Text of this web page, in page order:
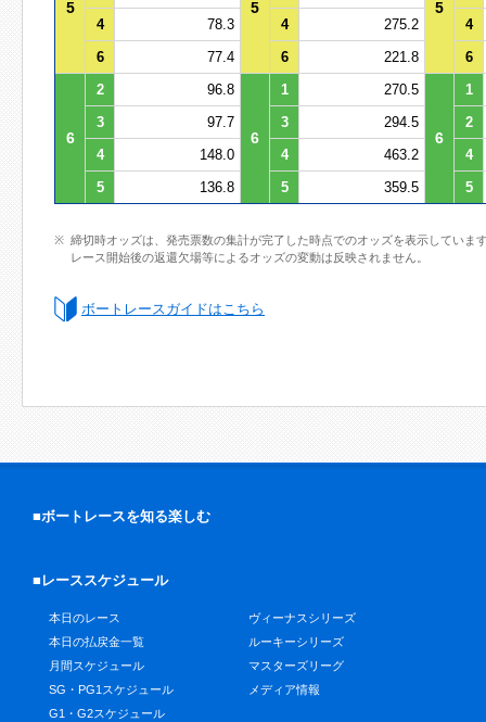
5 5 5
4
78.3 4 275.2
4
6
77.4 6 221.8 6
6
2 96.8
6
1 270.5
6
1
3
97.7 3 294.5
2
4
148.0 4 463.2
4
5
136.8 5 359.5 5
締切時オッズは、発売票数の集計が完了した時点でのオッズを表示していま
レース開始後の返還欠場等によるオッズの変動は反映されません。
ボートレースガイドはこちら
■ボートレースを知る楽しむ
■レーススケジュール
本日のレース
本日の払戻金一覧
月間スケジュール
SG・PG1スケジュール
G1・G2スケジュール
ヴィーナスシリーズ
ルーキーシリーズ
マスターズリーグ
メディア情報